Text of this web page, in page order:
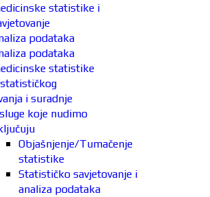
statistike i
podataka
podataka
statistike
i suradnje
koje nudimo
Objašnjenje/Tumačenje
statistike
Statističko savjetovanje i
analiza podataka